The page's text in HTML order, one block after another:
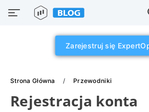
Zarejestruj się
Strona Główna Przewodniki
Rejestracja konta